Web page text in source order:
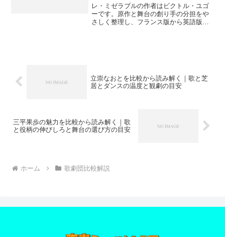
レ・ミゼラブルの作者はビクトル・ユゴ
ーです。原作と舞台の創り手の分担をや
さしく整理し、フランス版から英語版、
立崇なおとを比較から読み解く｜歌と芝
居とダンスの温度と観劇の目安
三平果歩の魅力を比較から読み解く｜歌
と役柄の伸びしろと舞台の選び方の目安
ホーム 歌劇団比較解説